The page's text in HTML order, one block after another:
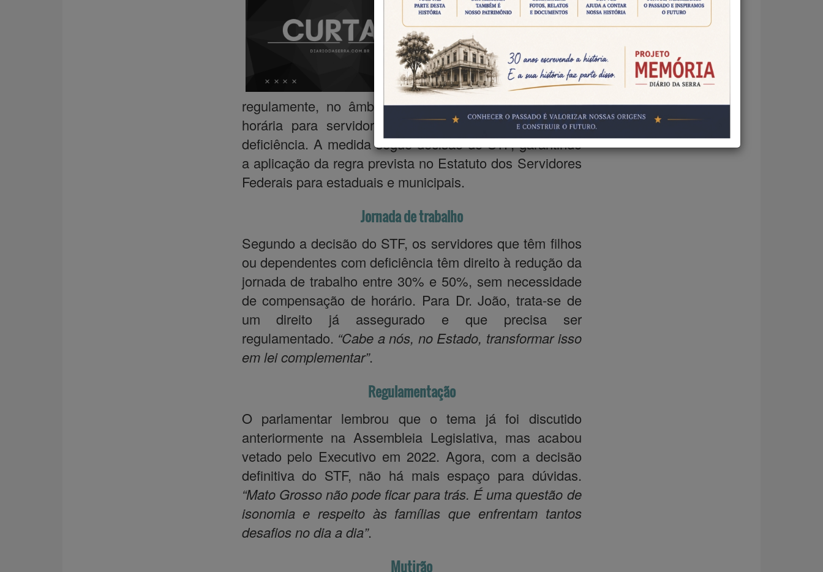
O deputado Dr. João
(MDB) solicitou ao
Governo do Estado o
envio de um projeto de
lei complementar que
regulamente, no âmbito estadual, a redução da carga
horária para servidores públicos que têm filhos com
deficiência. A medida segue decisão do STF, garantindo
a aplicação da regra prevista no Estatuto dos Servidores
Federais para estaduais e municipais.
Jornada de trabalho
Segundo a decisão do STF, os servidores que têm filhos
ou dependentes com deficiência têm direito à redução da
jornada de trabalho entre 30% e 50%, sem necessidade
de compensação de horário. Para Dr. João, trata-se de
um direito já assegurado e que precisa ser
regulamentado. “Cabe a nós, no Estado, transformar isso
em lei complementar”.
Regulamentação
O parlamentar lembrou que o tema já foi discutido
anteriormente na Assembleia Legislativa, mas acabou
vetado pelo Executivo em 2022. Agora, com a decisão
definitiva do STF, não há mais espaço para dúvidas.
“Mato Grosso não pode ficar para trás. É uma questão de
isonomia e respeito às famílias que enfrentam tantos
desafios no dia a dia”.
Mutirão